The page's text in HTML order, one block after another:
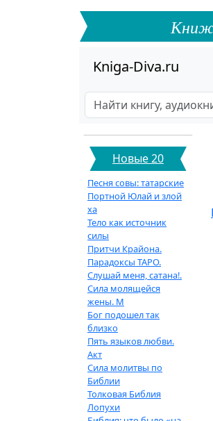
Kniga-Diva.ru
Новые 20
Песня совы: татарские
Портной Юлай и злой
ха
Тело как источник
силы
Притчи Крайона.
Парадоксы ТАРО.
Слушай меня, сатана!.
Сила молящейся
жены. М
Бог подошел так
близко
Пять языков любви.
Акт
Сила молитвы по
Библии
Толковая Библия
Лопухи